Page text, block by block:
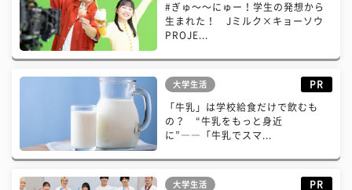
#ぎゅ〜〜にゅー！学生の発想から
生まれた！ Jミルク×キョーソウ
PROJE...
大学生活 PR
「牛乳」は学校給食だけで飲むも
の？ “牛乳をもっと身近
に”――「牛乳でスマ...
大学生活 PR